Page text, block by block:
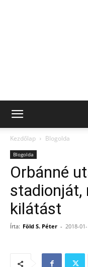
Kezdőlap Blogolda
Blogolda
Orbánné
stadionját,
kilátást
Írta: Föld S. Péter - 2018-